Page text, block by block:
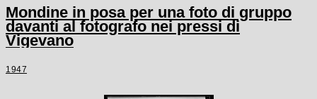
Mondine in posa per una foto di gruppo
davanti al fotografo nei pressi di
Vigevano
1947